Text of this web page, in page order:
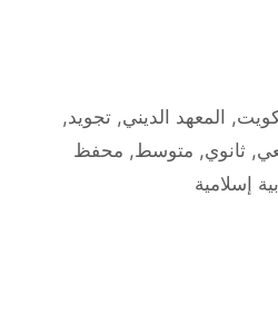
, المعهد الديني,تجويد,
, ثانوي, متوسط, محفظ
إسلامية